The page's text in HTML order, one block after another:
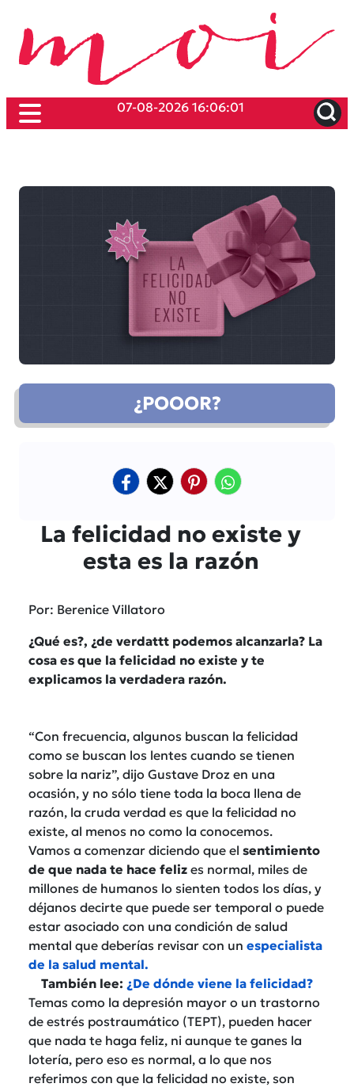
07-08-2026 16:06:01
¿POOOR?
La felicidad no existe y
esta es la razón
Por: Berenice Villatoro
¿Qué es?, ¿de verdattt podemos alcanzarla? La
cosa es que la felicidad no existe y te
explicamos la verdadera razón.
“Con frecuencia, algunos buscan la felicidad
como se buscan los lentes cuando se tienen
sobre la nariz”, dijo Gustave Droz en una
ocasión, y no sólo tiene toda la boca llena de
razón, la cruda verdad es que la felicidad no
existe, al menos no como la conocemos.
Vamos a comenzar diciendo que el sentimiento
de que nada te hace feliz es normal, miles de
millones de humanos lo sienten todos los días, y
déjanos decirte que puede ser temporal o puede
estar asociado con una condición de salud
mental que deberías revisar con un especialista
de la salud mental.
También lee: ¿De dónde viene la felicidad?
Temas como la depresión mayor o un trastorno
de estrés postraumático (TEPT), pueden hacer
que nada te haga feliz, ni aunque te ganes la
lotería, pero eso es normal, a lo que nos
referimos con que la felicidad no existe, son